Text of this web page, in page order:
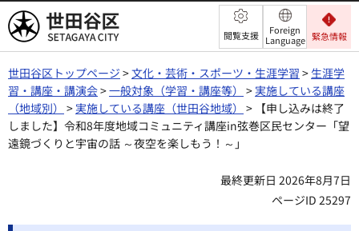
世田谷区 閲覧支援
Foreign
Language 緊急情報
世田谷区トップページ >文化・芸術・スポーツ・生涯学習 > 生涯学
習・講座・講演会>一般対象（学習・講座等） > 実施している講座
（地域別） > 実施している講座（世田谷地域） > 【申し込みは終了
しました】令和8年度地域コミュニティ講座in弦巻区民センター「望
遠鏡づくりと宇宙の話 ～夜空を楽しもう！～」
最終更新日 2026年8月7日
ページID 25297